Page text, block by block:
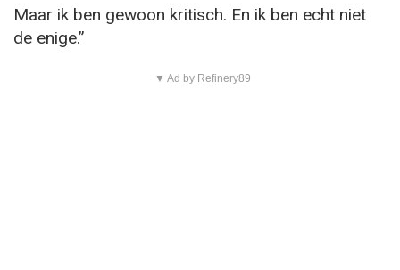
Maar ik ben gewoon kritisch. En ik ben echt niet
de enige.”
▼ Ad by Refinery89